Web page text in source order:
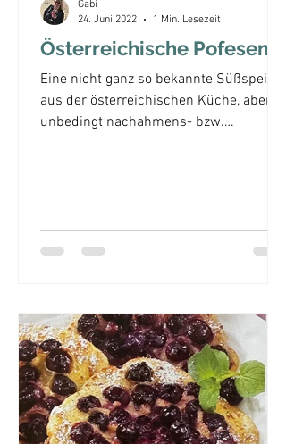
Österreichische Pofesen
Eine nicht ganz so bekannte Süßspeise
aus der österreichischen Küche, aber
unbedingt nachahmens- bzw.
Gabi
24. Juni 2022
1 Min. Lesezeit